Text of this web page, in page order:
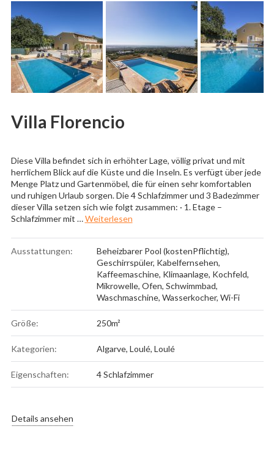
Villa Florencio
Diese Villa befindet sich in erhöhter Lage, völlig privat und mit
herrlichem Blick auf die Küste und die Inseln. Es verfügt über jede
Menge Platz und Gartenmöbel, die für einen sehr komfortablen
und ruhigen Urlaub sorgen. Die 4 Schlafzimmer und 3 Badezimmer
dieser Villa setzen sich wie folgt zusammen: · 1. Etage –
Schlafzimmer mit …Weiterlesen„Villa Florencio“
Ausstattungen: Beheizbarer Pool (kostenPflichtig),
Geschirrspüler, Kabelfernsehen,
Kaffeemaschine, Klimaanlage, Kochfeld,
Mikrowelle, Ofen, Schwimmbad,
Waschmaschine, Wasserkocher, Wi-Fi
Größe: 250m²
Kategorien: Algarve, Loulé, Loulé
Eigenschaften: 4 Schlafzimmer
Details ansehen